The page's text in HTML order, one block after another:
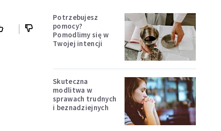
Potrzebujesz
pomocy?
Pomodlimy się w
Twojej intencji
Skuteczna
modlitwa w
sprawach trudnych
i beznadziejnych